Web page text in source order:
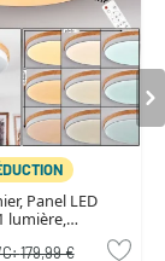
Panel LED
lumière,
179,99 €